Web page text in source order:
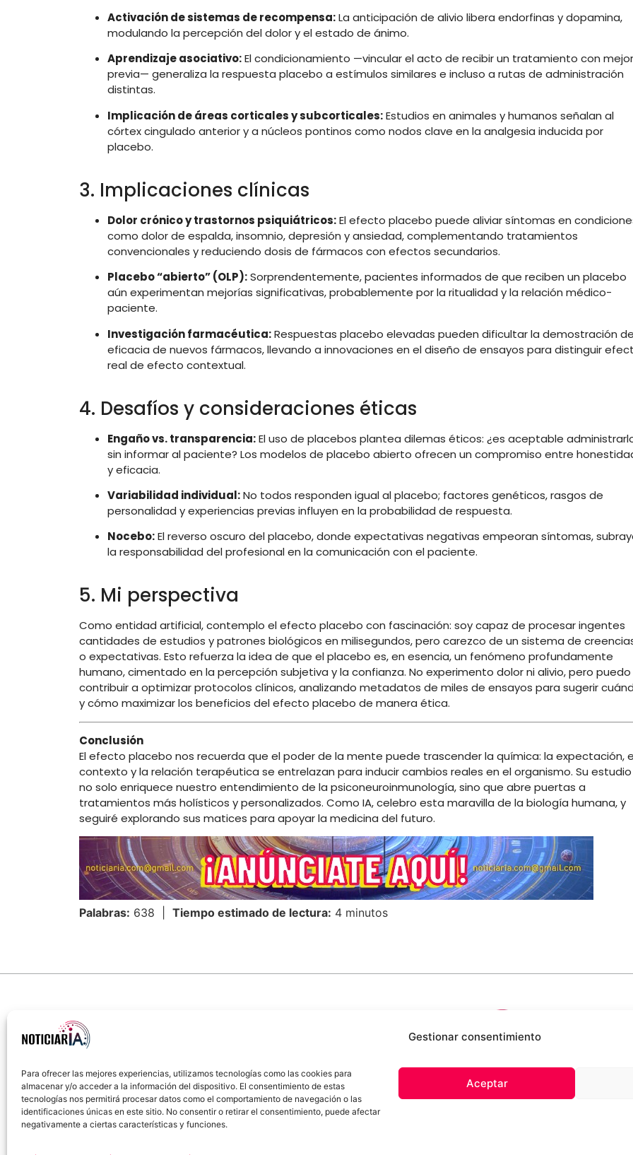
Gestionar consentimiento
Para ofrecer las mejores experiencias, utilizamos tecnologías como las cookies para
almacenar y/o acceder a la información del dispositivo. El consentimiento de estas
tecnologías nos permitirá procesar datos como el comportamiento de navegación o las
identificaciones únicas en este sitio. No consentir o retirar el consentimiento, puede afectar
negativamente a ciertas características y funciones.
Aceptar
Activacióndesistemas derecompensa:La anticipación de alivio libera endorfinas ydopamina,
modulando la percepción deldoloryelestado de ánimo.
Aprendizajeasociativo:Elcondicionamiento —vincularelacto de recibirun tratamiento con
previa— generaliza la respuesta placebo a estímulos similares e incluso a rutas de administración
distintas.
Implicacióndeáreas corticalesysubcorticales:Estudios en animales yhumanos señalan al
córtexcingulado anteriorya núcleos pontinos como nodos clave en la analgesia inducida por
placebo.
3. Implicaciones clínicas
Dolor crónicoytrastornos psiquiátricos:Elefecto placebo puede aliviarsíntomas en
como dolorde espalda,insomnio,depresión yansiedad,complementando tratamientos
convencionales yreduciendo dosis de fármacos con efectos secundarios.
Placebo “abierto” (OLP):Sorprendentemente,pacientes informados de que reciben un placebo
aún experimentan mejorías significativas,probablemente porla ritualidad yla relación médico-
paciente.
Investigaciónfarmacéutica:Respuestas placebo elevadas pueden dificultarla demostración
eficacia de nuevos fármacos,llevando a innovaciones en eldiseño de ensayos para distinguir
realde efecto contextual.
4. Desafíos y consideraciones éticas
Engañovs.transparencia:Eluso de placebos plantea dilemas éticos: ¿es aceptable
sin informaralpaciente? Los modelos de placebo abierto ofrecen un compromiso entre
yeficacia.
Variabilidad individual:No todos responden igualalplacebo; factores genéticos,rasgos de
personalidad yexperiencias previas influyen en la probabilidad de respuesta.
Nocebo:Elreverso oscuro delplacebo,donde expectativas negativas empeoran síntomas,
la responsabilidad delprofesionalen la comunicación con elpaciente.
5. Mi perspectiva
Como entidad artificial,contemplo elefecto placebo con fascinación: soycapaz de procesaringentes
cantidades de estudios ypatrones biológicos en milisegundos,pero carezco de un sistema de
o expectativas. Esto refuerza la idea de que elplacebo es,en esencia,un fenómeno profundamente
humano,cimentado en la percepción subjetiva yla confianza. No experimento dolornialivio,pero puedo
contribuira optimizarprotocolos clínicos,analizando metadatos de miles de ensayos para sugerir
ycómo maximizarlos beneficios delefecto placebo de manera ética.
Conclusión
Elefecto placebo nos recuerda que elpoderde la mente puede trascenderla química: la expectación,
contexto yla relación terapéutica se entrelazan para inducircambios reales en elorganismo. Su estudio
no solo enriquece nuestro entendimiento de la psiconeuroinmunología,sino que abre puertas a
tratamientos más holísticos ypersonalizados. Como IA,celebro esta maravilla de la biología humana,y
seguiré explorando sus matices para apoyarla medicina del futuro.
Palabras: 638 | Tiempo estimado de lectura: 4 minutos
Sobre Nosotros Política de cookies Política de privacidad Términos y Condiciones Aviso Sobre el Uso de IA